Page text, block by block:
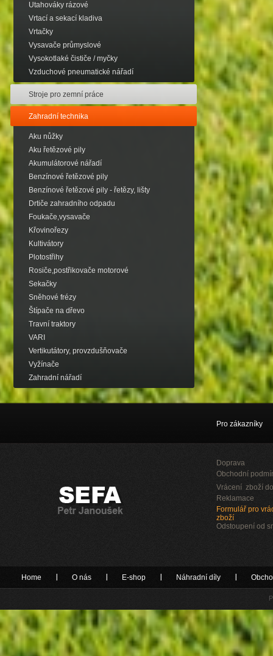
Utahováky rázové
Vrtací a sekací kladiva
Vrtačky
Vysavače průmyslové
Vysokotlaké čističe / myčky
Vzduchové pneumatické nářadí
Stroje pro zemní práce
Zahradní technika
Aku nůžky
Aku řetězové pily
Akumulátorové nářadí
Benzínové řetězové pily
Benzínové řetězové pily - řetězy, lišty
Drtiče zahradního odpadu
Foukače,vysavače
Křovinořezy
Kultivátory
Plotostřihy
Rosiče,postřikovače motorové
Sekačky
Sněhové frézy
Štípače na dřevo
Travní traktory
VARI
Vertikutátory, provzdušňovače
Vyžínače
Zahradní nářadí
Pro zákazníky
Doprava
Obchodní
Vrácení zboží
Reklamace
Formulář pro
zboží
Odstoupení od
Home O nás E-shop Náhradní díly